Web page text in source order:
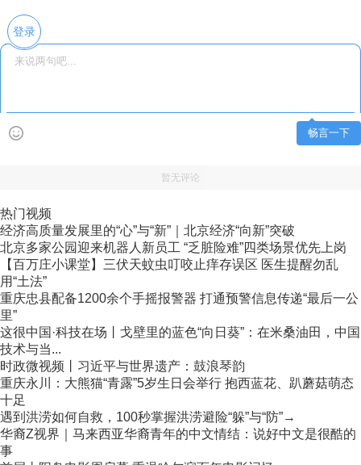
登录
畅言一下
暂无评论
热门视频
经济高质量发展里的“心”与“新”｜北京经济“向新”突破
北京多家公园迎来机器人新员工 “乏脏险难”四类场景优先上岗
【百万庄小课堂】三伏天蚊虫叮咬止痒存误区 医生提醒勿乱
用“土法”
重庆忠县配备1200余个手摇报警器 打通预警信息传递“最后一公
里”
这很中国·科技在场丨戈壁里的蓝色“向日葵”：在米桑油田，中国
技术与当...
时政微视频丨习近平与世界遗产：鼓浪琴韵
重庆永川：大熊猫“青露”5岁生日会举行 抱西蓝花、趴蘑菇萌态
十足
遇到洪涝如何自救，100秒掌握洪涝避险“躲”与“防”→
华裔Z视界｜马来西亚华裔青年的中文情结：说好中文是很酷的
事